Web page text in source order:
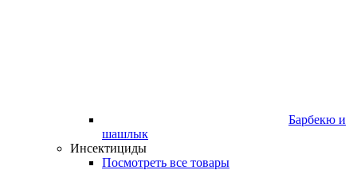
Барбекю и
шашлык
Инсектициды
Посмотреть все товары